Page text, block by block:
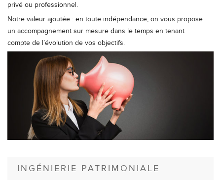
privé ou professionnel.
Notre valeur ajoutée : en toute indépendance, on vous propose
un accompagnement sur mesure dans le temps en tenant
compte de l’évolution de vos objectifs.
INGÉNIERIE PATRIMONIALE